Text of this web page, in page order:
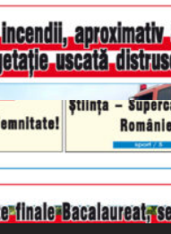
duminică
9.00 -